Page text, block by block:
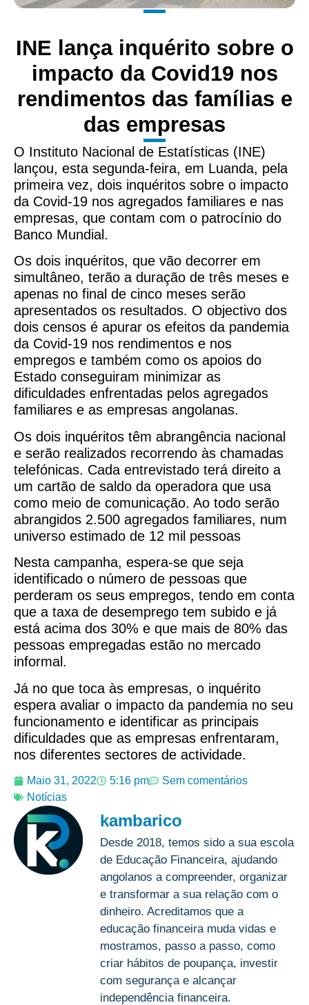
INE lança inquérito sobre o
impacto da Covid19 nos
rendimentos das famílias e
das empresas
O Instituto Nacional de Estatísticas (INE)
lançou, esta segunda-feira, em Luanda, pela
primeira vez, dois inquéritos sobre o impacto
da Covid-19 nos agregados familiares e nas
empresas, que contam com o patrocínio do
Banco Mundial.
Os dois inquéritos, que vão decorrer em
simultâneo, terão a duração de três meses e
apenas no final de cinco meses serão
apresentados os resultados. O objectivo dos
dois censos é apurar os efeitos da pandemia
da Covid-19 nos rendimentos e nos
empregos e também como os apoios do
Estado conseguiram minimizar as
dificuldades enfrentadas pelos agregados
familiares e as empresas angolanas.
Os dois inquéritos têm abrangência nacional
e serão realizados recorrendo às chamadas
telefónicas. Cada entrevistado terá direito a
um cartão de saldo da operadora que usa
como meio de comunicação. Ao todo serão
abrangidos 2.500 agregados familiares, num
universo estimado de 12 mil pessoas
Nesta campanha, espera-se que seja
identificado o número de pessoas que
perderam os seus empregos, tendo em conta
que a taxa de desemprego tem subido e já
está acima dos 30% e que mais de 80% das
pessoas empregadas estão no mercado
informal.
Já no que toca às empresas, o inquérito
espera avaliar o impacto da pandemia no seu
funcionamento e identificar as principais
dificuldades que as empresas enfrentaram,
nos diferentes sectores de actividade.
Maio 31, 2022 5:16 pm
Sem comentários
Notícias
kambarico
Desde 2018, temos sido a sua escola
de Educação Financeira, ajudando
angolanos a compreender, organizar
e transformar a sua relação com o
dinheiro. Acreditamos que a
educação financeira muda vidas e
mostramos, passo a passo, como
criar hábitos de poupança, investir
com segurança e alcançar
independência financeira.